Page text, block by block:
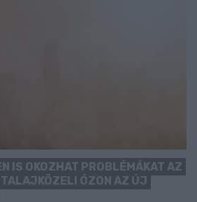
IS OKOZHAT PROBLÉMÁKAT AZ
ÓZON AZ ÚJ